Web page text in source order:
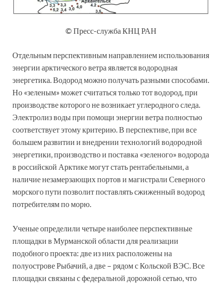
© Пресс-служба КНЦ РАН
Отдельным перспективным направлением использования
энергии арктического ветра является водородная
энергетика. Водород можно получать разными способами.
Но «зеленым» может считаться только тот водород, при
производстве которого не возникает углеродного следа.
Электролиз воды при помощи энергии ветра полностью
соответствует этому критерию. В перспективе, при все
большем развитии и внедрении технологий водородной
энергетики, производство и поставка «зеленого» водорода
в российской Арктике могут стать рентабельными, а
наличие незамерзающих портов и магистрали Северного
морского пути позволит поставлять сжиженный водород
потребителям по морю.
Ученые определили четыре наиболее перспективные
площадки в Мурманской области для реализации
подобного проекта: две из них расположены на
полуострове Рыбачий, а две – рядом с Кольской ВЭС. Все
площадки связаны с федеральной дорожной сетью, что